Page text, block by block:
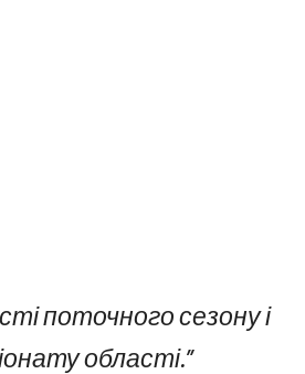
поточного сезону і
області.”